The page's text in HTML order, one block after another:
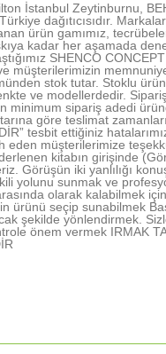
İstanbul Zeytinburnu,
dağıtıcısıdır.
ürün gamımız,
kadar her aşamada
SHENCO
müşterilerimizin
stok tutar. Stoklu
ve modellerdedir.
minimum sipariş adedi
göre teslimat
tesbit ettiğiniz
müşterilerimize
kitabın girişinde
iki yanlılığı
yolunu sunmak ve
olarak kalabilmek
seçip sunabilmek
şekilde yönlendirmek.
önem vermek IRMAK